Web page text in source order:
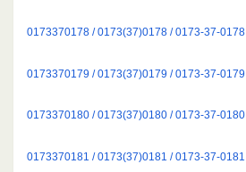
0173370178 / 0173(37)0178 / 0173-37-0178
0173370179 / 0173(37)0179 / 0173-37-0179
0173370180 / 0173(37)0180 / 0173-37-0180
0173370181 / 0173(37)0181 / 0173-37-0181